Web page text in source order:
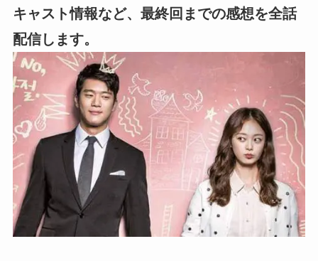
キャスト情報など、最終回までの感想を全話
配信します。